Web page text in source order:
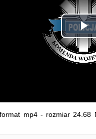
mp4 - rozmiar 24.68